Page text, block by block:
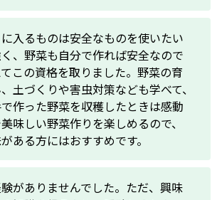
入るものは安全なものを使いたい
、野菜も自分で作れば安全なので
この資格を取りました。野菜の育
土づくりや害虫対策なども学べて、
作った野菜を収穫したときは感動
味しい野菜作りを楽しめるので、
ある方にはおすすめです。
がありませんでした。ただ、興味